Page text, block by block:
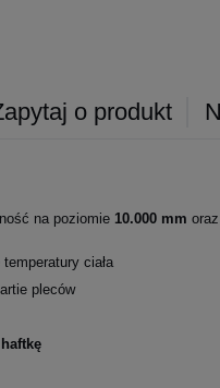
o produkt
na poziomie 10.000 mm
ciała
pleców
haftkę